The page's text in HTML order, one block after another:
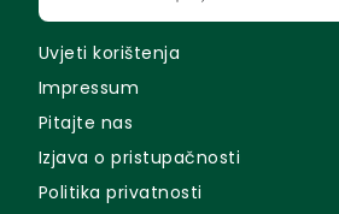
Uvjeti korištenja
Impressum
Pitajte nas
Izjava o pristupačnosti
Politika privatnosti